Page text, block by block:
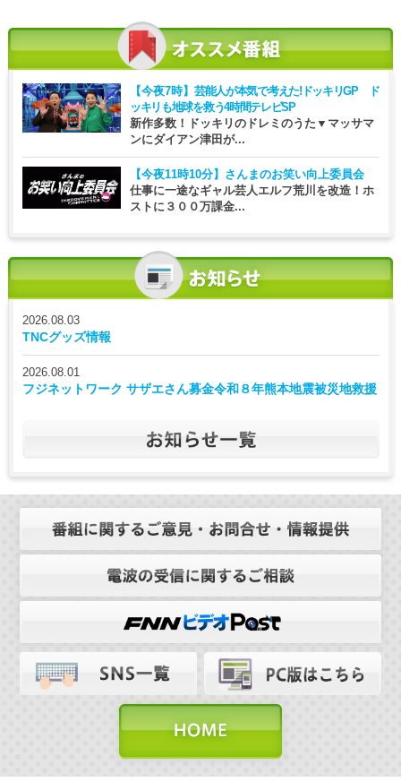
【今夜7時】 芸能人が本気で考えた!ドッキリGP ド
ッキリも地球を救う4時間テレビSP
新作多数！ドッキリのドレミのうた▼マッサマ
ンにダイアン津田が...
【今夜11時10分】 さんまのお笑い向上委員会
仕事に一途なギャル芸人エルフ荒川を改造！ホ
ストに３００万課金...
2026.08.03
TNCグッズ情報
2026.08.01
フジネットワーク サザエさん募金令和８年熊本地震被災地救援